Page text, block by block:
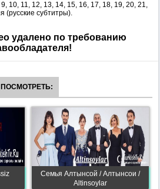
9, 10, 11, 12, 13, 14, 15, 16, 17, 18, 19, 20, 21,
(русские субтитры).
удалено по требованию
Семья Алтынсой / Алтынсои /
Altinsoylar